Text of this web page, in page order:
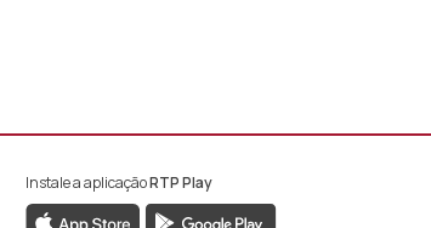
África
RTP África
da RTP África
Instale a aplicaçãoRTP Play